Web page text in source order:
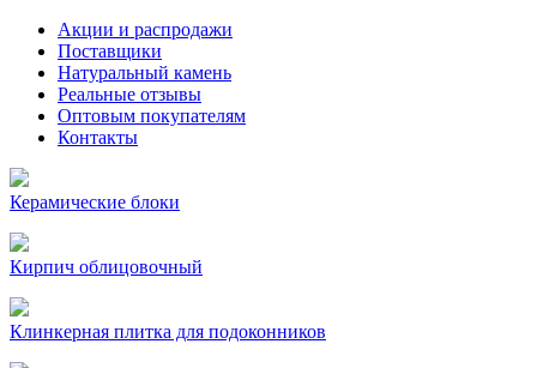
Акции и распродажи
Поставщики
Натуральный камень
Реальные отзывы
Оптовым покупателям
Контакты
Керамические блоки
Кирпич облицовочный
Клинкерная плитка для подоконников